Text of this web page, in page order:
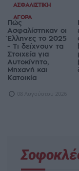
ΑΣΦΑΛΙΣΤΙΚΉ
ΑΓΟΡΆ
Πώς
Ασφαλίστηκαν οι
Έλληνες το 2025
- Τι δείχνουν τα
Στοιχεία για
Αυτοκίνητο,
Μηχανή και
Κατοικία
08 Αυγούστου 2026